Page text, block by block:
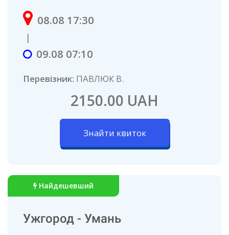
08.08 17:30
|
09.08 07:10
Перевізник: ПАВЛЮК В.
Знайти квиток
2150.00 UAH
Найдешевший
Ужгород - Умань